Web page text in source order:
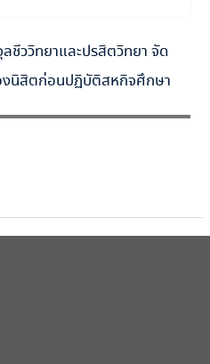
ลชีววิทยาและปรสิตวิทยา จัด
งนิสิตก่อนปฏิบัติสหกิจศึกษา